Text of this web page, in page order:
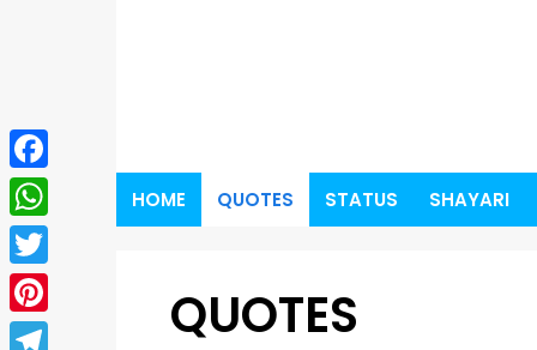
HOME QUOTES STATUS SHAYARI
QUOTES
Facebook
WhatsApp
Twitter
Pinterest